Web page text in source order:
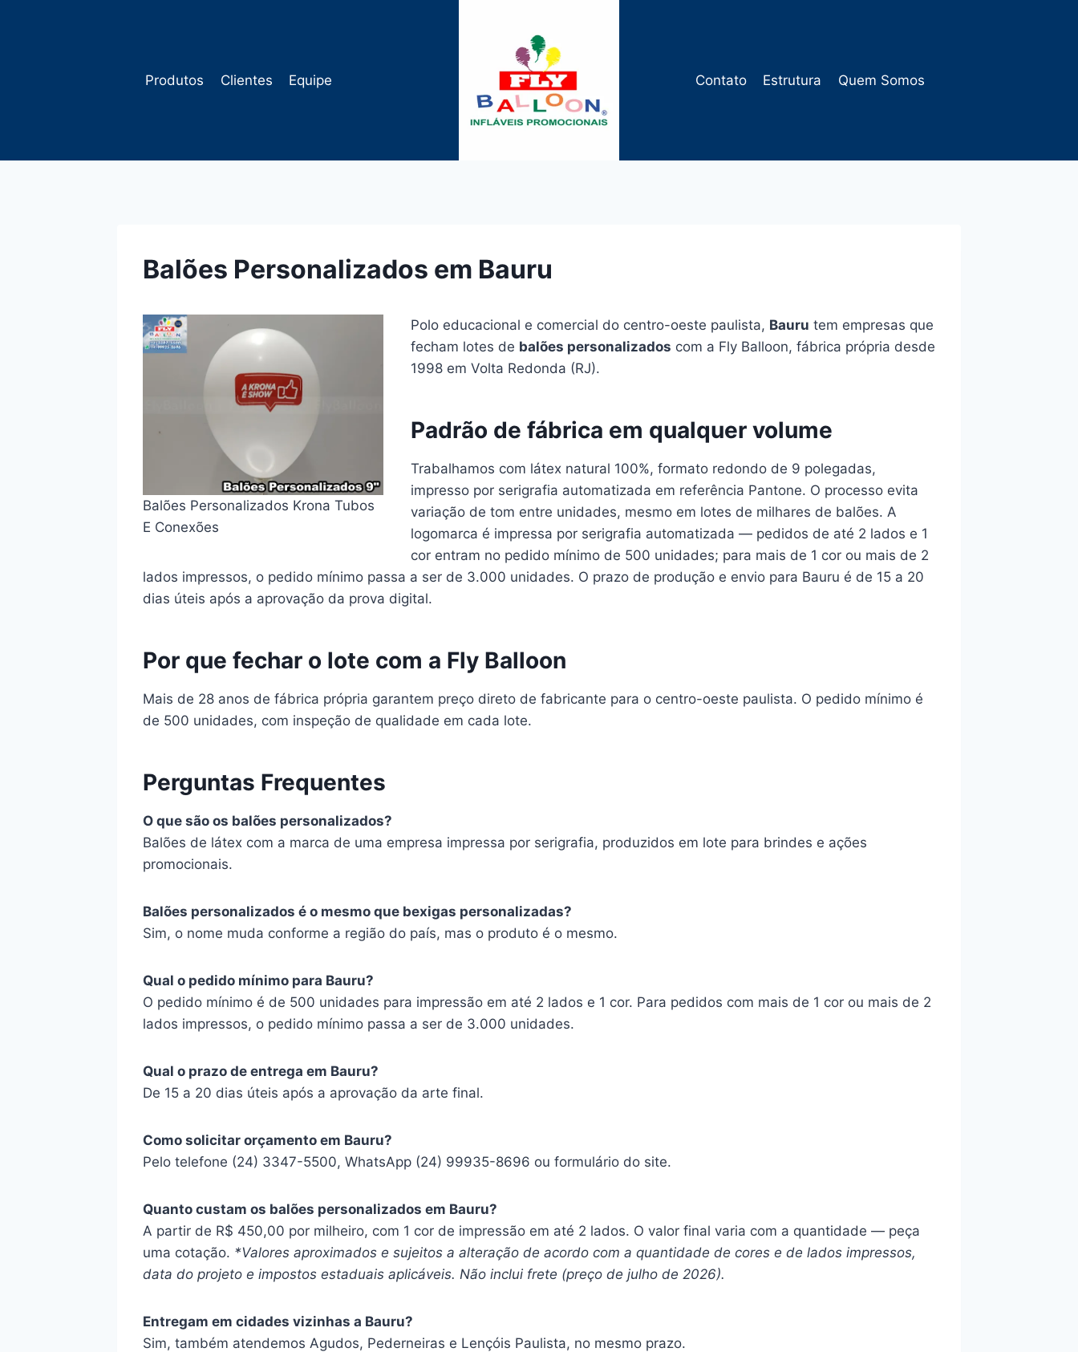
Produtos Clientes Equipe Contato Estrutura Quem Somos
Balões Personalizados em Bauru
Balões Personalizados Krona Tubos
E Conexões
Polo educacional e comercial do centro-oeste paulista, Bauru tem empresas que
fecham lotes de balões personalizados com a Fly Balloon, fábrica própria desde
1998 em Volta Redonda (RJ).
Padrão de fábrica em qualquer volume
Trabalhamos com látex natural 100%, formato redondo de 9 polegadas,
impresso por serigrafia automatizada em referência Pantone. O processo evita
variação de tom entre unidades, mesmo em lotes de milhares de balões. A
logomarca é impressa por serigrafia automatizada — pedidos de até 2 lados e 1
cor entram no pedido mínimo de 500 unidades; para mais de 1 cor ou mais de 2
lados impressos, o pedido mínimo passa a ser de 3.000 unidades. O prazo de produção e envio para Bauru é de 15 a 20
dias úteis após a aprovação da prova digital.
Por que fechar o lote com a Fly Balloon
Mais de 28 anos de fábrica própria garantem preço direto de fabricante para o centro-oeste paulista. O pedido mínimo é
de 500 unidades, com inspeção de qualidade em cada lote.
Perguntas Frequentes
O que são os balões personalizados?
Balões de látex com a marca de uma empresa impressa por serigrafia, produzidos em lote para brindes e ações
promocionais.
Balões personalizados é o mesmo que bexigas personalizadas?
Sim, o nome muda conforme a região do país, mas o produto é o mesmo.
Qual o pedido mínimo para Bauru?
O pedido mínimo é de 500 unidades para impressão em até 2 lados e 1 cor. Para pedidos com mais de 1 cor ou mais de 2
lados impressos, o pedido mínimo passa a ser de 3.000 unidades.
Qual o prazo de entrega em Bauru?
De 15 a 20 dias úteis após a aprovação da arte final.
Como solicitar orçamento em Bauru?
Pelo telefone (24) 3347-5500, WhatsApp (24) 99935-8696 ou formulário do site.
Quanto custam os balões personalizados em Bauru?
A partir de R$ 450,00 por milheiro, com 1 cor de impressão em até 2 lados. O valor final varia com a quantidade — peça
uma cotação. *Valores aproximados e sujeitos a alteração de acordo com a quantidade de cores e de lados impressos,
data do projeto e impostos estaduais aplicáveis. Não inclui frete (preço de julho de 2026).
Entregam em cidades vizinhas a Bauru?
Sim, também atendemos Agudos, Pederneiras e Lençóis Paulista, no mesmo prazo.